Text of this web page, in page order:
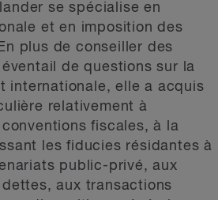
se spécialise en
et en imposition des
plus de conseiller des
de questions sur la
internationale, elle a acquis
relativement à
fiscales, à la
les fiducies résidantes à
public-privé, aux
aux transactions